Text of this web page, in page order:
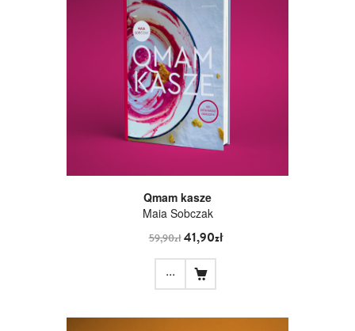
Qmam kasze
Maia Sobczak
59,90zł41,90zł
...